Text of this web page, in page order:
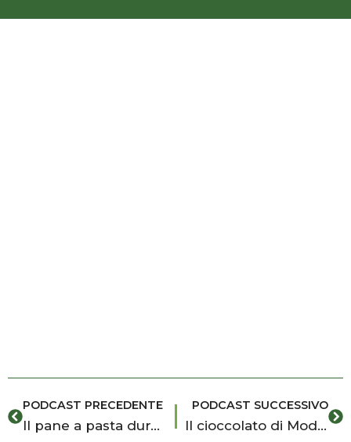
Precedente
PODCAST PRECEDENTE
Il pane a pasta dura degli Iblei, tradizione e sapore senza tempo
PODCAST SUCCESSIVO
Il cioccolato di Modica tra storia, tradizione e riconoscimento IGP